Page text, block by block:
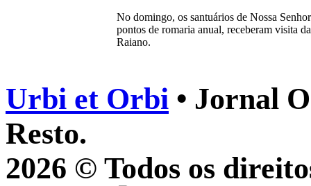
No domingo, os santuários de Nossa
pontos de romaria anual, receberam visita
Raiano.
Urbi et Orbi • Jornal
Resto.
2026 © Todos os